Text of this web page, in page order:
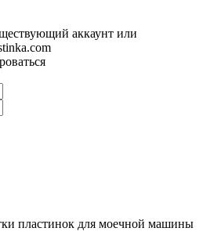
аккаунт или
пластинок для моечной машины